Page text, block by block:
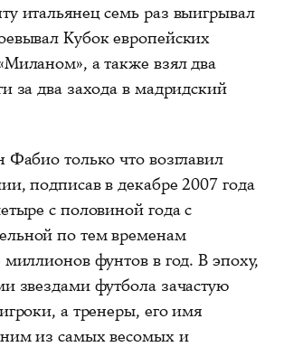
итальянец семь раз выигрывал
Кубок европейских
а также взял два
за два захода в мадридский
только что возглавил
подписав в декабре 2007 года
с половиной года с
по тем временам
миллионов фунтов в год. В эпоху,
звездами футбола зачастую
а тренеры, его имя
из самых весомых и